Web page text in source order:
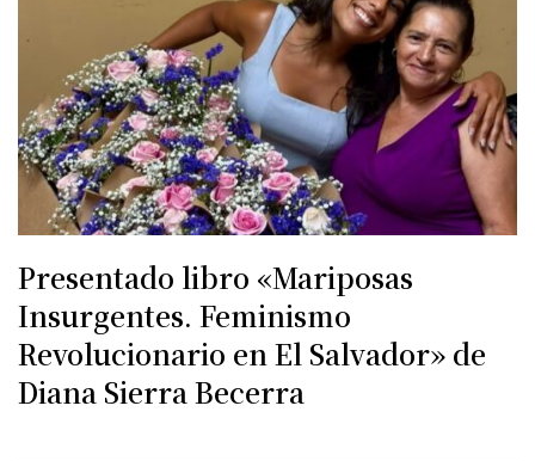
Presentado libro «Mariposas
Insurgentes. Feminismo
Revolucionario en El Salvador» de
Diana Sierra Becerra